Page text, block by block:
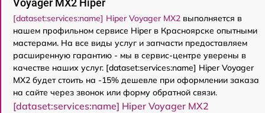
Voyager MX2 Hiper
[dataset:services:name] Hiper Voyager MX2 выполняется в
нашем профильном сервисе Hiper в Красноярске опытными
мастерами. На все виды услуг и запчасти предоставляем
расширенную гарантию - мы в сервис-центре уверены в
качестве наших услуг. [dataset:services:name] Hiper Voyager
MX2 будет стоить на -15% дешевле при оформлении заказа
на сайте через звонок или форму обратной связи.
[dataset:services:name] Hiper Voyager MX2